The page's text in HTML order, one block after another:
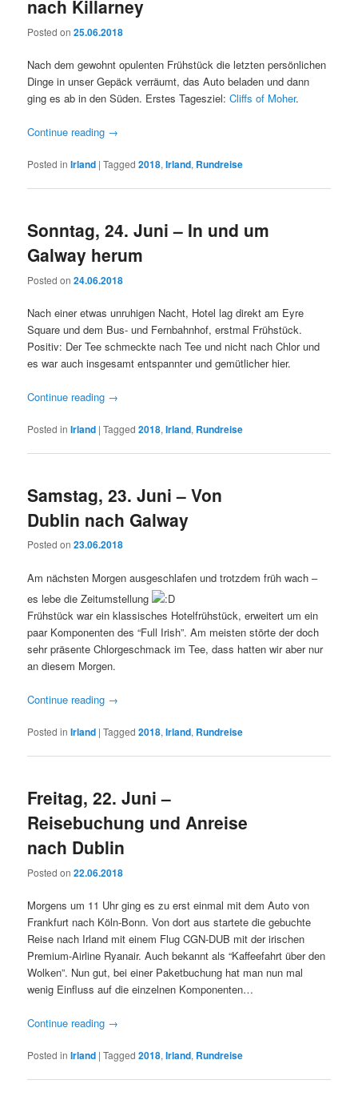
nach Killarney
Posted on25.06.2018
Nach dem gewohnt opulenten Frühstück die letzten persönlichen
Dinge in unser Gepäck verräumt, das Auto beladen und dann
ging es ab in den Süden. Erstes Tagesziel:Cliffs of Moher.
Continue reading →
Posted in Irland |Tagged 2018,Irland, Rundreise
Sonntag, 24. Juni – In und um
Galway herum
Posted on24.06.2018
Nach einer etwas unruhigen Nacht, Hotel lag direkt am Eyre
Square und dem Bus- und Fernbahnhof, erstmal Frühstück.
Positiv: Der Tee schmeckte nach Tee und nicht nach Chlor und
es war auch insgesamt entspannter und gemütlicher hier.
Continue reading →
Posted in Irland |Tagged 2018,Irland, Rundreise
Samstag, 23. Juni – Von
Dublin nach Galway
Posted on23.06.2018
Am nächsten Morgen ausgeschlafen und trotzdem früh wach –
es lebe die Zeitumstellung
Frühstück war ein klassisches Hotelfrühstück, erweitert um ein
paar Komponenten des “Full Irish”. Am meisten störte der doch
sehr präsente Chlorgeschmack im Tee, dass hatten wir aber nur
an diesem Morgen.
Continue reading →
Posted in Irland |Tagged 2018,Irland, Rundreise
Freitag, 22. Juni –
Reisebuchung und Anreise
nach Dublin
Posted on22.06.2018
Morgens um 11 Uhr ging es zu erst einmal mit dem Auto von
Frankfurt nach Köln-Bonn. Von dort aus startete die gebuchte
Reise nach Irland mit einem Flug CGN-DUB mit der irischen
Premium-Airline Ryanair. Auch bekannt als “Kaffeefahrt über den
Wolken”. Nun gut, bei einer Paketbuchung hat man nun mal
wenig Einfluss auf die einzelnen Komponenten…
Continue reading →
Posted in Irland |Tagged 2018,Irland, Rundreise